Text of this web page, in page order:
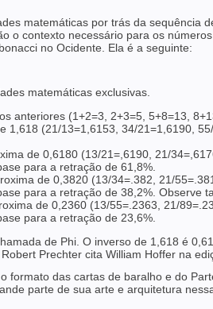
matemáticas por trás da sequência
o contexto necessário para os
no Ocidente. Ela é a seguinte:
matemáticas exclusivas.
anteriores (1+2=3, 2+3=5, 5+8=13,
(21/13=1,6153, 34/21=1,6190,
de 0,6180 (13/21=,6190, 21/
para a retração de 61,8%.
de 0,3820 (13/34=.382, 21/
para a retração de 38,2%. Observe
de 0,2360 (13/55=.2363, 21/
para a retração de 23,6%.
de Phi. O inverso de 1,618 é
Prechter cita William Hoffer na
formato das cartas de baralho e do
parte de sua arte e arquitetura